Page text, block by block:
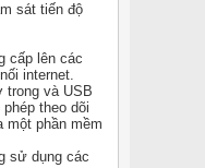
sát tiến độ
cấp lên các
internet.
trong và USB
theo dõi
một phần mềm
sử dụng các